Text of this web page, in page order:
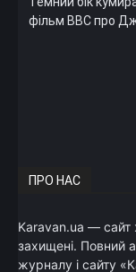
фільм ВВС про
ПРО НАС
Karavan.ua — сайт
захищені. Повний
журналу і сайту